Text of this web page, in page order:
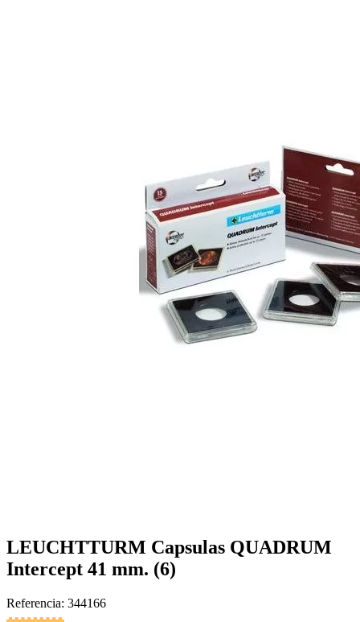
LEUCHTTURM Capsulas QUADRUM
Intercept 41 mm. (6)
Referencia: 344166